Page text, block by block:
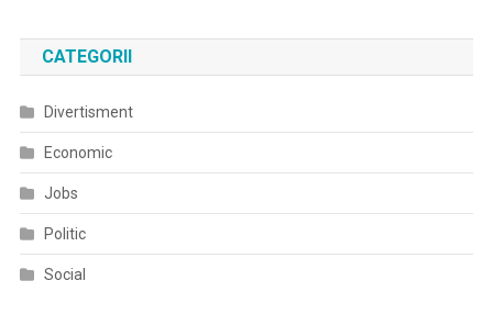
CATEGORII
Divertisment
Economic
Jobs
Politic
Social